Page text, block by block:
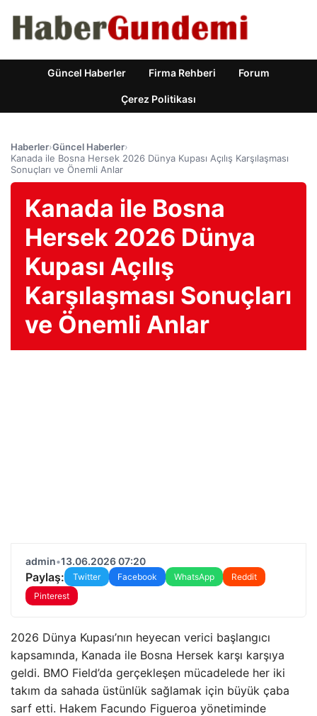
Güncel Haberler Firma Rehberi Forum
Çerez Politikası
Haberler›Güncel Haberler›
Kanada ile Bosna Hersek 2026 Dünya Kupası Açılış Karşılaşması
Sonuçları ve Önemli Anlar
Kanada ile Bosna
Hersek 2026 Dünya
Kupası Açılış
Karşılaşması Sonuçları
ve Önemli Anlar
admin•13.06.2026 07:20
Paylaş: Twitter Facebook WhatsApp
Reddit
Pinterest
2026 Dünya Kupası’nın heyecan verici başlangıcı
kapsamında, Kanada ile Bosna Hersek karşı karşıya
geldi. BMO Field’da gerçekleşen mücadelede her iki
takım da sahada üstünlük sağlamak için büyük çaba
sarf etti. Hakem Facundo Figueroa yönetiminde